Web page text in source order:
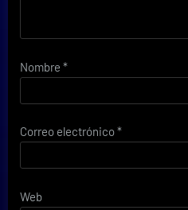
Nombre *
Correo electrónico*
Web